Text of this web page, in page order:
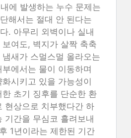
에 발생하는 누수 문제는
해서는 절대 안 된다는
. 아무리 외벽이나 실내
여도, 벽지가 살짝 축축
새가 스멀스멀 올라오는
에서는 물이 이동하며
시키고 있을 가능성이
초기 징후를 단순한 환
현상으로 치부했다간 하
기간을 무심코 흘려보내
1년이라는 제한된 기간